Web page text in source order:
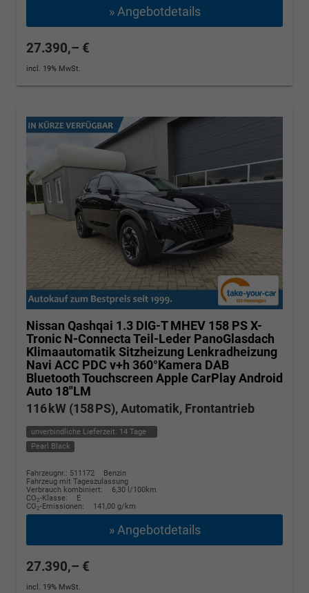
» Angebotdetails
27.390,– €
incl. 19% MwSt.
Nissan Qashqai 1.3 DIG-T MHEV 158 PS X-
Tronic N-Connecta Teil-Leder PanoGlasdach
Klimaautomatik Sitzheizung Lenkradheizung
Navi ACC PDC v+h 360°Kamera DAB
Bluetooth Touchscreen Apple CarPlay Android
Auto 18"LM
116 kW (158 PS), Automatik, Frontantrieb
unverbindliche Lieferzeit: 14 Tage
Pearl Black
Fahrzeugnr.: 511172
Benzin
Fahrzeug mit Tageszulassung
Verbrauch kombiniert:
6,30 l/100km
CO2-Klasse:
E
CO2-Emissionen: 141,00 g/km
» Angebotdetails
27.390,– €
incl. 19% MwSt.